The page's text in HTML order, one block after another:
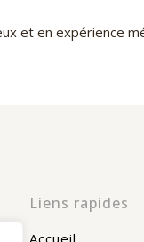
et en expérience
Liens rapides
Accueil